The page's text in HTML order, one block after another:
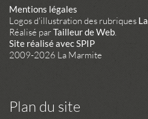
Mentions légales
Logos d'illustration des rubriques
Réalisé parTailleur de Web.
Site réalisé avec SPIP
2009-2026 La Marmite
Plan du site